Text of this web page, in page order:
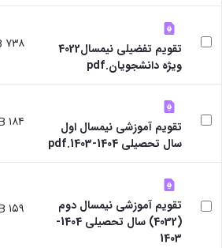
تقویم تفضیلی نیمسال4022
ویژه دانشجویان.pdf
۷۳۸ KB
تقویم آموزشی نیمسال اول
سال تحصیلی 1404-1403.pdf
۱۸۴ KB
تقویم آموزشی نیمسال دوم
(4032) سال تحصیلی 1404-
1403
۱۵۹ KB